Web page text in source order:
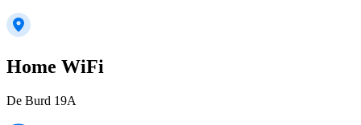
Home WiFi
De Burd 19A